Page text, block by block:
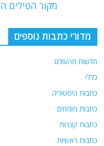
מקור הטילים
מדורי כתבות נוספים
חדשות מהעולם
כללי
כתבות היסטוריה
כתבות מומחים
כתבות קצרות
כתבות ראשיות